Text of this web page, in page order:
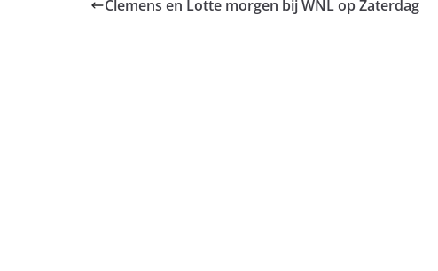
Clemens en Lotte morgen bij WNL op Zaterdag